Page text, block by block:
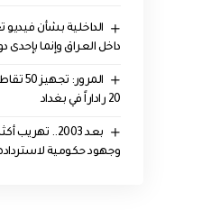
الداخلية بشأن
داخل العراق وإنما بإحدى
20 راداراً في بغداد
وجهود حكومية